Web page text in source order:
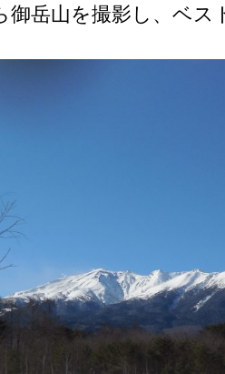
御岳山を撮影し、ベ